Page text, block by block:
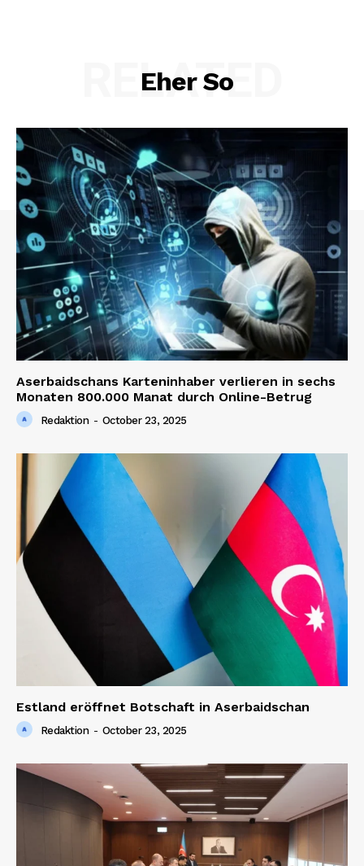
Eher So
RELATED
Aserbaidschans Karteninhaber verlieren in sechs
Monaten 800.000 Manat durch Online-Betrug
Redaktion - October 23, 2025
Estland eröffnet Botschaft in Aserbaidschan
Redaktion - October 23, 2025